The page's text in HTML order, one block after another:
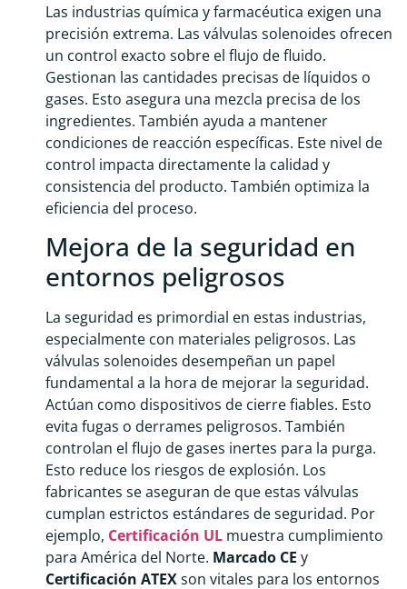
Las industrias química y farmacéutica exigen una
precisión extrema. Las válvulas solenoides ofrecen
un control exacto sobre el flujo de fluido.
Gestionan las cantidades precisas de líquidos o
gases. Esto asegura una mezcla precisa de los
ingredientes. También ayuda a mantener
condiciones de reacción específicas. Este nivel de
control impacta directamente la calidad y
consistencia del producto. También optimiza la
eficiencia del proceso.
Mejora de la seguridad en
entornos peligrosos
La seguridad es primordial en estas industrias,
especialmente con materiales peligrosos. Las
válvulas solenoides desempeñan un papel
fundamental a la hora de mejorar la seguridad.
Actúan como dispositivos de cierre fiables. Esto
evita fugas o derrames peligrosos. También
controlan el flujo de gases inertes para la purga.
Esto reduce los riesgos de explosión. Los
fabricantes se aseguran de que estas válvulas
cumplan estrictos estándares de seguridad. Por
ejemplo, Certificación UL muestra cumplimiento
para América del Norte. Marcado CE y
Certificación ATEXson vitales para los entornos